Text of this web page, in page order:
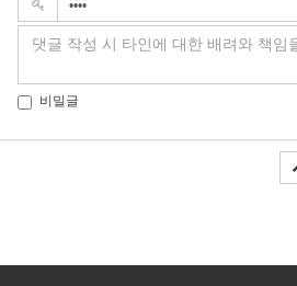
비밀글